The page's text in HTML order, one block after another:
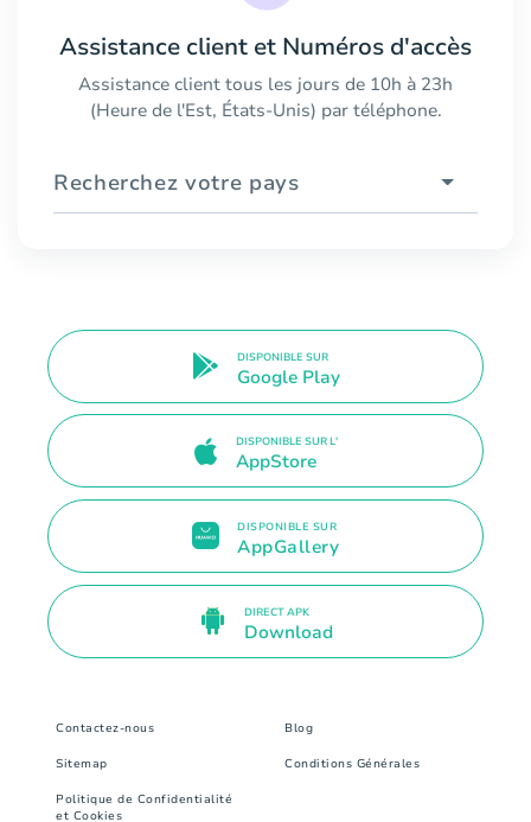
Assistance client et Numéros d'accès
Assistance client tous les jours de 10h à 23h
(Heure de l'Est, États-Unis) par téléphone.
Recherchez votre pays
DISPONIBLE SUR
Google Play
DISPONIBLE SUR L'
AppStore
DISPONIBLE SUR
AppGallery
DIRECT APK
Download
Contactez-nous Blog
Sitemap Conditions Générales
Politique de Confidentialité
et Cookies